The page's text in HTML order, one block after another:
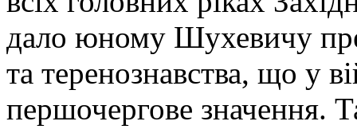
дало юному Шухевичу
та теренознавства, що у
першочергове значення.